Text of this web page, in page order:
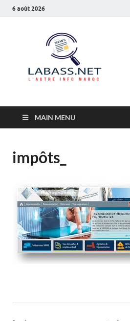
6 août 2026
MAIN MENU
impôts_